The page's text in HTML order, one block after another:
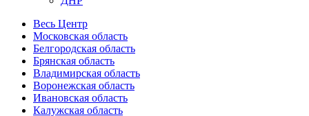
Весь Центр
Московская область
Белгородская область
Брянская область
Владимирская область
Воронежская область
Ивановская область
Калужская область